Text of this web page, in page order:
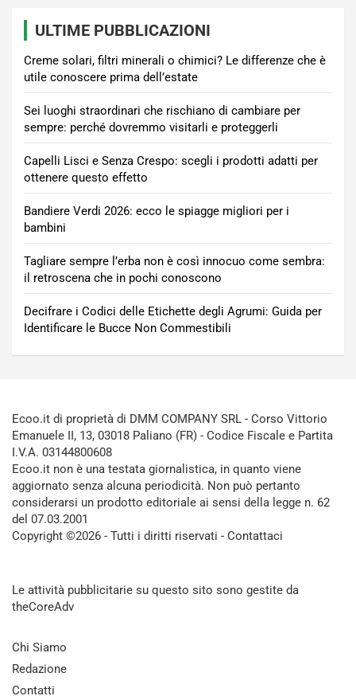
ULTIME PUBBLICAZIONI
Creme solari, filtri minerali o chimici? Le differenze che è
utile conoscere prima dell’estate
Sei luoghi straordinari che rischiano di cambiare per
sempre: perché dovremmo visitarli e proteggerli
Capelli Lisci e Senza Crespo: scegli i prodotti adatti per
ottenere questo effetto
Bandiere Verdi 2026: ecco le spiagge migliori per i
bambini
Tagliare sempre l’erba non è così innocuo come sembra:
il retroscena che in pochi conoscono
Decifrare i Codici delle Etichette degli Agrumi: Guida per
Identificare le Bucce Non Commestibili
Ecoo.it di proprietà di DMM COMPANY SRL - Corso Vittorio
Emanuele II, 13, 03018 Paliano (FR) - Codice Fiscale e Partita
I.V.A. 03144800608
Ecoo.it non è una testata giornalistica, in quanto viene
aggiornato senza alcuna periodicità. Non può pertanto
considerarsi un prodotto editoriale ai sensi della legge n. 62
del 07.03.2001
Copyright ©2026 - Tutti i diritti riservati - Contattaci
Le attività pubblicitarie su questo sito sono gestite da
theCoreAdv
Chi Siamo
Redazione
Contatti